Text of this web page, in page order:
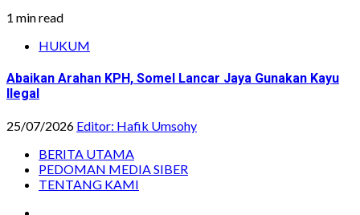
1 min read
HUKUM
Abaikan Arahan KPH, Somel Lancar Jaya Gunakan Kayu
Ilegal
25/07/2026 Editor: Hafik Umsohy
BERITA UTAMA
PEDOMAN MEDIA SIBER
TENTANG KAMI